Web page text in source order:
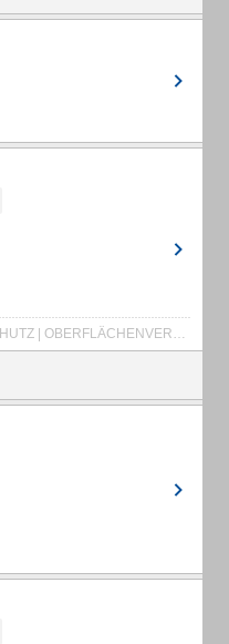
SANDSTRAHLEN | KORROSIONSSCHUTZ | OBERFLÄCHENVERDICHTUNG | TANKREINIGUNG | TANKRAUMSANIERUNG | GLASPERLENSTRAHLEN | STATIONÄRES SANDSTAHLEN | MOBILES SANDSTRAHLEN | LECKWARNSYSTEMEINBAU